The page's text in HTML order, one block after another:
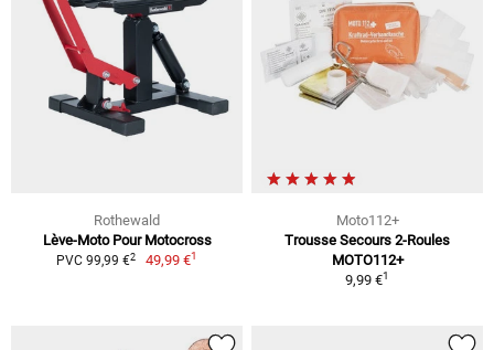
Rothewald
Lève-Moto Pour Motocross
PVC 99,99 €2 49,99 €1
Moto112+
Trousse Secours 2-Roules
MOTO112+
9,99 €1